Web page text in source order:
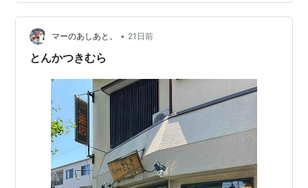
¥1380です ロースカツ定食 ¥1380 注文してからあっと
いう間に到着する抜群のスピード感。カラッと揚がった
衣は、サクサクとほどよい仕上がりです。お肉の断面を
みるとしっかり中まで火が通っていますが、肉汁がしっ
マーのあしあと。 • 21日前
とんかつきむら